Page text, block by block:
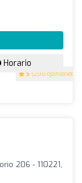
5 (200 opiniones)
Horario
206 - 110221,